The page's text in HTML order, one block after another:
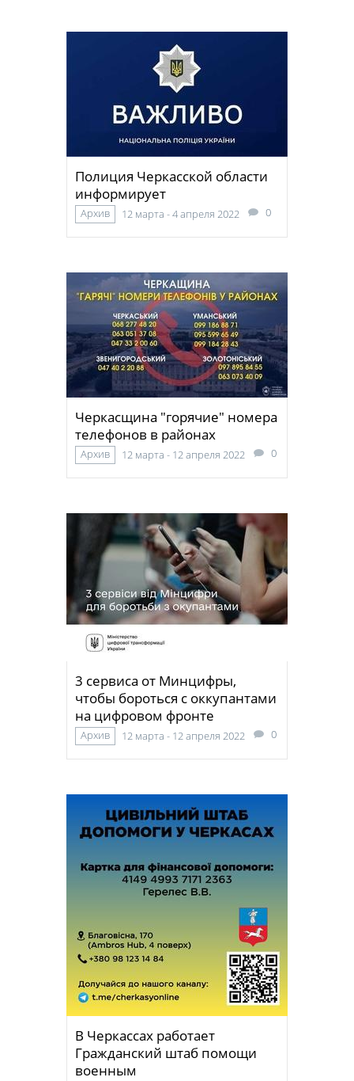
Полиция Черкасской области
информирует
Архив 12 марта - 4 апреля 2022 0
Черкасщина "горячие" номера
телефонов в районах
Архив 12 марта - 12 апреля 2022 0
3 сервиса от Минцифры,
чтобы бороться с оккупантами
на цифровом фронте
Архив 12 марта - 12 апреля 2022 0
В Черкассах работает
Гражданский штаб помощи
военным